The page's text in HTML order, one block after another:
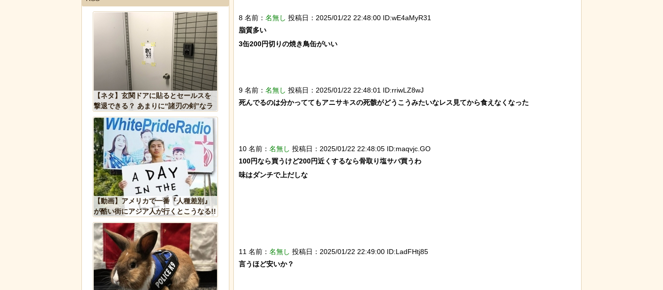
8 名前： 名無し 投稿日：2025/01/22 22:48:00 ID:wE4aMyR31
脂質多い
3缶200円切りの焼き鳥缶がいい
9 名前： 名無し 投稿日：2025/01/22 22:48:01 ID:rriwLZ8wJ
死んでるのは分かっててもアニサキスの死骸がどうこうみたいなレス見てから食えなくなった
10 名前： 名無し 投稿日：2025/01/22 22:48:05 ID:maqvjc.GO
100円なら買うけど200円近くするなら骨取り塩サバ買うわ
味はダンチで上だしな
11 名前： 名無し 投稿日：2025/01/22 22:49:00 ID:LadFHtj85
言うほど安いか？
【ネタ】玄関ドアに貼るとセールスを
撃退できる？ あまりに“諸刃の剣”なラ
イフハックが話題にｗ
【動画】アメリカで一番『人種差別』
が酷い街にアジア人が行くとこうなる!!
「マンデラ効果」という集団的な事実
と異なる思い込み、ガチで怖過ぎるｗ
ている「アベシパン」のビジュアルが
パイプ爆弾と判明